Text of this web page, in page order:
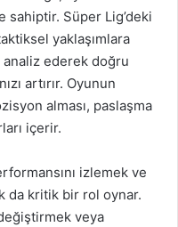
Süper Lig’deki
yaklaşımlara
ederek doğru
artırır. Oyunun
alması, paslaşma
içerir.
izlemek ve
da kritik bir rol oynar.
veya